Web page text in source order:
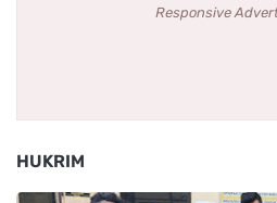
Responsive
HUKRIM